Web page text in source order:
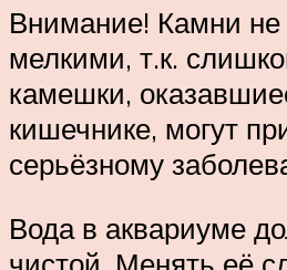
Внимание! Камни
мелкими, т.к.
камешки,
кишечнике, могут
серьёзному
Вода в аквариуме